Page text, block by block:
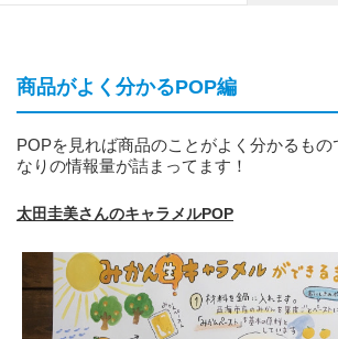
商品がよく分かるPOP編
POPを見れば商品のことがよく分かるも
なりの情報量が詰まってます！
太田圭美さんのキャラメルPOP